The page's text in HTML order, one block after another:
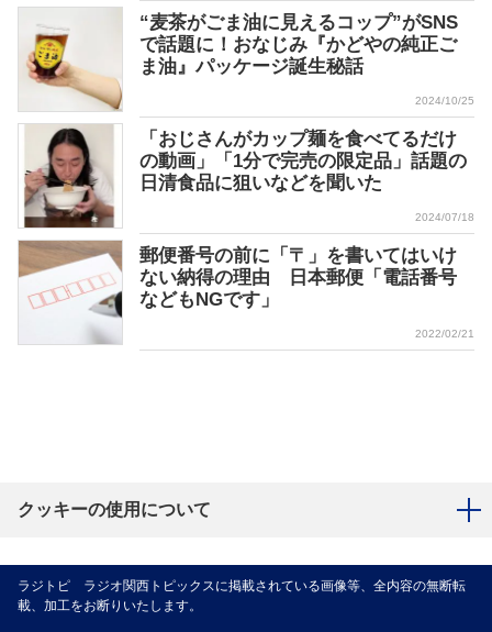
“麦茶がごま油に見えるコップ”がSNS
で話題に！おなじみ『かどやの純正ご
ま油』パッケージ誕生秘話
2024/10/25
「おじさんがカップ麺を食べてるだけ
の動画」「1分で完売の限定品」話題の
日清食品に狙いなどを聞いた
2024/07/18
郵便番号の前に「〒」を書いてはいけ
ない納得の理由 日本郵便「電話番号
などもNGです」
2022/02/21
クッキーの使用について
ラジトピ ラジオ関西トピックスに掲載されている画像等、全内容の無断転
載、加工をお断りいたします。